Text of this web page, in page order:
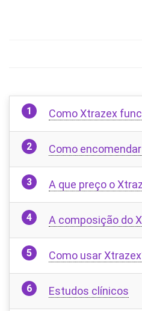
Como Xtrazex
Como
A que preço o
A composição do
Como usar
Estudos clínicos